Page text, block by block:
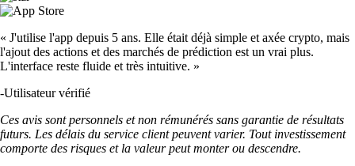
« J'utilise l'app depuis 5 ans. Elle était déjà simple et axée crypto, mais
l'ajout des actions et des marchés de prédiction est un vrai plus.
L'interface reste fluide et très intuitive. »
-Utilisateur vérifié
Ces avis sont personnels et non rémunérés sans garantie de résultats
futurs. Les délais du service client peuvent varier. Tout investissement
comporte des risques et la valeur peut monter ou descendre.